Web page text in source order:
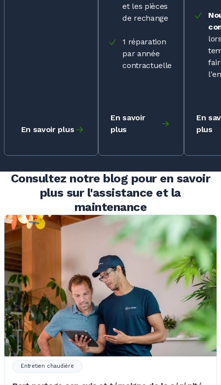
En savoir plus
et les pièces
de rechange
1 réparation
par année
contractuelle
En savoir
plus
En
plus
Consultez notre blog pour en savoir
plus sur l'assistance et la
maintenance
Entretien chaudière